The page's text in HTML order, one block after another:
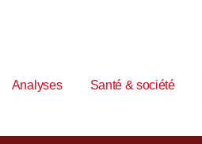
Analyses Santé & société